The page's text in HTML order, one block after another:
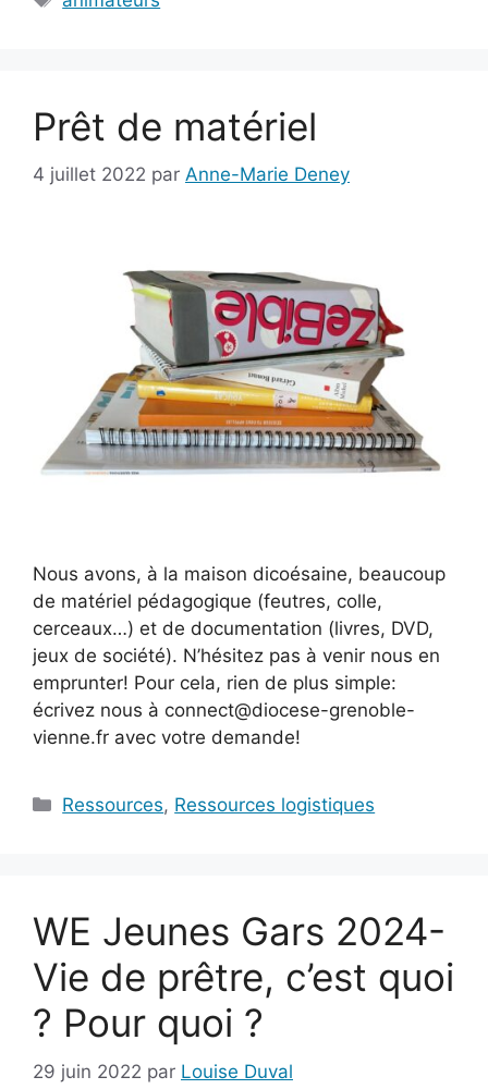
Prêt de matériel
4 juillet 2022 par Anne-Marie Deney
Nous avons, à la maison dicoésaine, beaucoup
de matériel pédagogique (feutres, colle,
cerceaux…) et de documentation (livres, DVD,
jeux de société). N’hésitez pas à venir nous en
emprunter! Pour cela, rien de plus simple:
écrivez nous à connect@diocese-grenoble-
vienne.fr avec votre demande!
Catégories
Ressources, Ressources logistiques
WE Jeunes Gars 2024-
Vie de prêtre, c’est quoi
? Pour quoi ?
29 juin 2022 par Louise Duval